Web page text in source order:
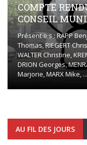
COMPTE
CONSEIL
Présent·e·s : RAPP
Thomas, RIEGERT
WALTER Christine,
DRION Georges,
Marjorie, MARX Mike, ...
AU FIL DES JOURS